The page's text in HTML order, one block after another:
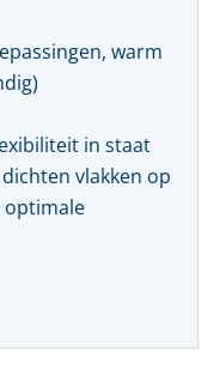
warm
in staat
vlakken op
optimale